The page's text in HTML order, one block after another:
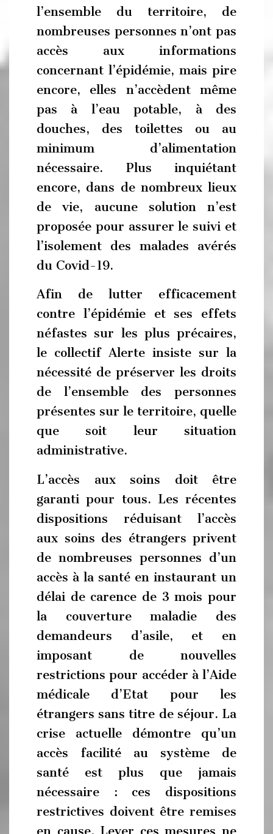
l’ensemble du territoire, de
nombreuses personnes n’ont pas
accès aux informations
concernant l’épidémie, mais pire
encore, elles n’accèdent même
pas à l’eau potable, à des
douches, des toilettes ou au
minimum d’alimentation
nécessaire. Plus inquiétant
encore, dans de nombreux lieux
de vie, aucune solution n’est
proposée pour assurer le suivi et
l’isolement des malades avérés
du Covid-19.
Afin de lutter efficacement
contre l’épidémie et ses effets
néfastes sur les plus précaires,
le collectif Alerte insiste sur la
nécessité de préserver les droits
de l’ensemble des personnes
présentes sur le territoire, quelle
que soit leur situation
administrative.
L’accès aux soins doit être
garanti pour tous. Les récentes
dispositions réduisant l’accès
aux soins des étrangers privent
de nombreuses personnes d’un
accès à la santé en instaurant un
délai de carence de 3 mois pour
la couverture maladie des
demandeurs d’asile, et en
imposant de nouvelles
restrictions pour accéder à l’Aide
médicale d’Etat pour les
étrangers sans titre de séjour. La
crise actuelle démontre qu’un
accès facilité au système de
santé est plus que jamais
nécessaire : ces dispositions
restrictives doivent être remises
en cause. Lever ces mesures ne